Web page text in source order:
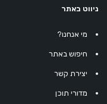
ניווט באתר
מי אנחנו?
חיפוש באתר
יצירת קשר
מדורי תוכן